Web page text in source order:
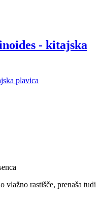
- kitajska
vlažno rastišče, prenaša tudi